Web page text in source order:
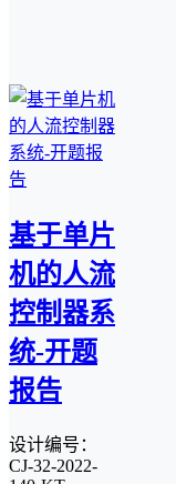
基于单片
机的人流
控制器系
统-开题
报告
设计编号：
CJ-32-2022-